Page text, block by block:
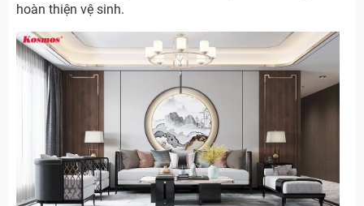
hoàn thiện vệ sinh.